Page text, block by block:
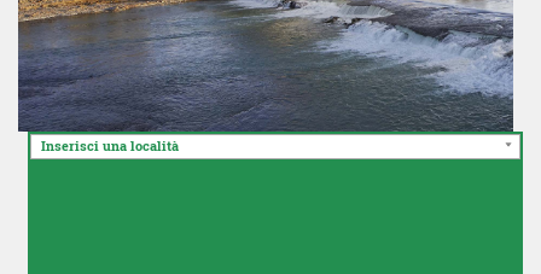
#lacampagnanonsiferma13
Inserisci una località